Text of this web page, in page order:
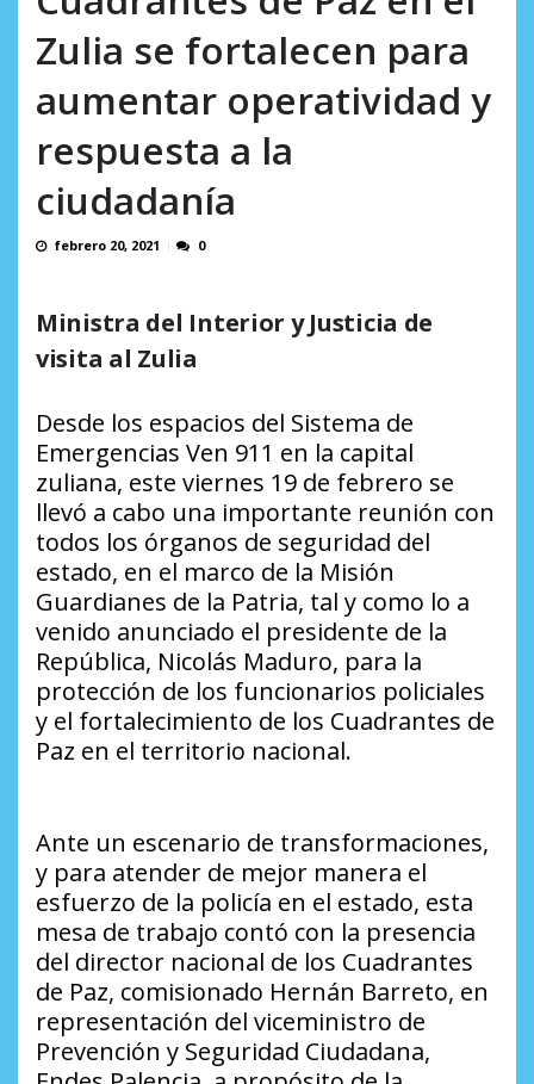
Zulia se fortalecen para
aumentar operatividad y
respuesta a la
ciudadanía
febrero 20, 2021 0
Ministra del Interior y Justicia de
visita al Zulia
Desde los espacios del Sistema de
Emergencias Ven 911 en la capital
zuliana, este viernes 19 de febrero se
llevó a cabo una importante reunión con
todos los órganos de seguridad del
estado, en el marco de la Misión
Guardianes de la Patria, tal y como lo a
venido anunciado el presidente de la
República, Nicolás Maduro, para la
protección de los funcionarios policiales
y el fortalecimiento de los Cuadrantes de
Paz en el territorio nacional.
Ante un escenario de transformaciones,
y para atender de mejor manera el
esfuerzo de la policía en el estado, esta
mesa de trabajo contó con la presencia
del director nacional de los Cuadrantes
de Paz, comisionado Hernán Barreto, en
representación del viceministro de
Prevención y Seguridad Ciudadana,